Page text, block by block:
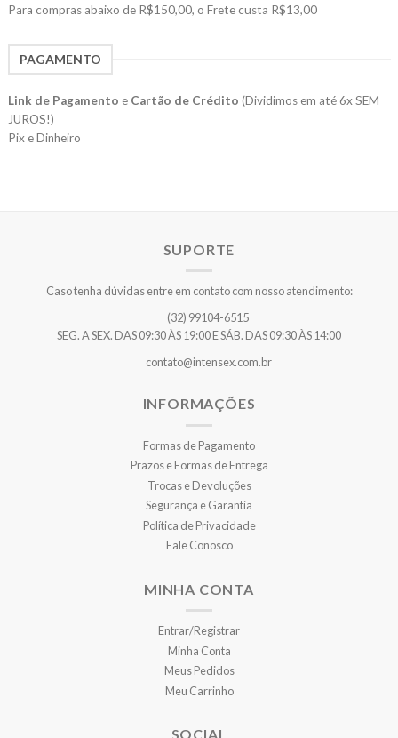
Para compras abaixo de R$150,00, o Frete custa R$13,00
PAGAMENTO
Link de Pagamento e Cartão de Crédito (Dividimos em até 6x SEM
JUROS!)
Pix e Dinheiro
SUPORTE
Caso tenha dúvidas entre em contato com nosso atendimento:
(32) 99104-6515
SEG. A SEX. DAS 09:30 ÀS 19:00 E SÁB. DAS 09:30 ÀS 14:00
contato@intensex.com.br
INFORMAÇÕES
Formas de Pagamento
Prazos e Formas de Entrega
Trocas e Devoluções
Segurança e Garantia
Política de Privacidade
Fale Conosco
MINHA CONTA
Entrar/Registrar
Minha Conta
Meus Pedidos
Meu Carrinho
SOCIAL